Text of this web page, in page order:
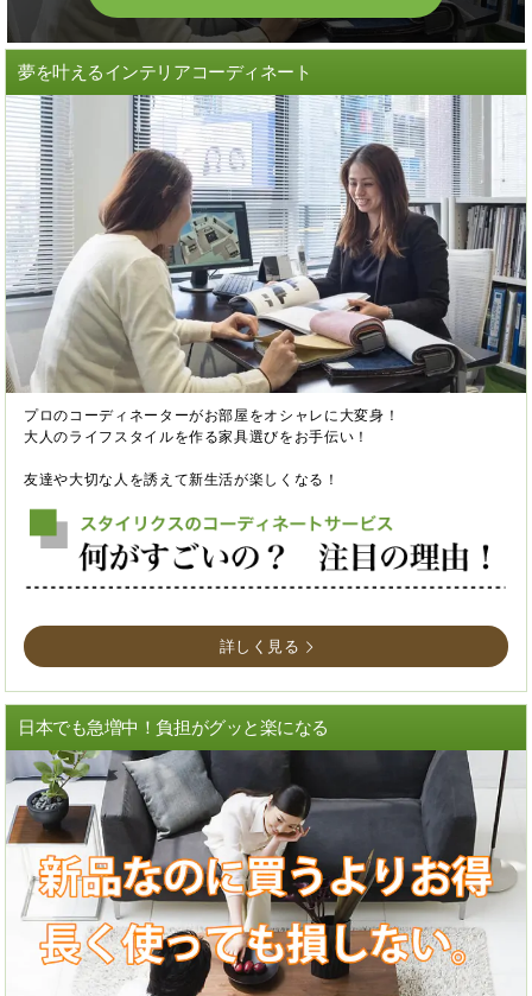
夢を叶えるインテリアコーディネート
プロのコーディネーターがお部屋をオシャレに大変身！
大人のライフスタイルを作る家具選びをお手伝い！
友達や大切な人を誘えて新生活が楽しくなる！
詳しく見る
日本でも急増中！負担がグッと楽になる